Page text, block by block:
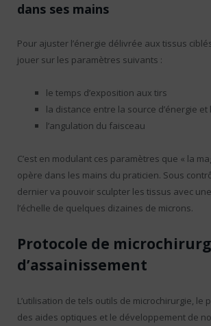
dans ses mains
Pour ajuster l’énergie délivrée aux tissus
jouer sur les paramètres suivants :
le temps d’exposition aux tirs
la distance entre la source d’énergie et
l’angulation du faisceau
C’est en modulant ces paramètres que « la
opère dans les mains du praticien. Sous
dernier va pouvoir sculpter les tissus avec
l’échelle de quelques dizaines de microns.
Protocole de
d’assainissement
L’utilisation de tels outils de microchirurgie, le
des aides optiques et le développement de